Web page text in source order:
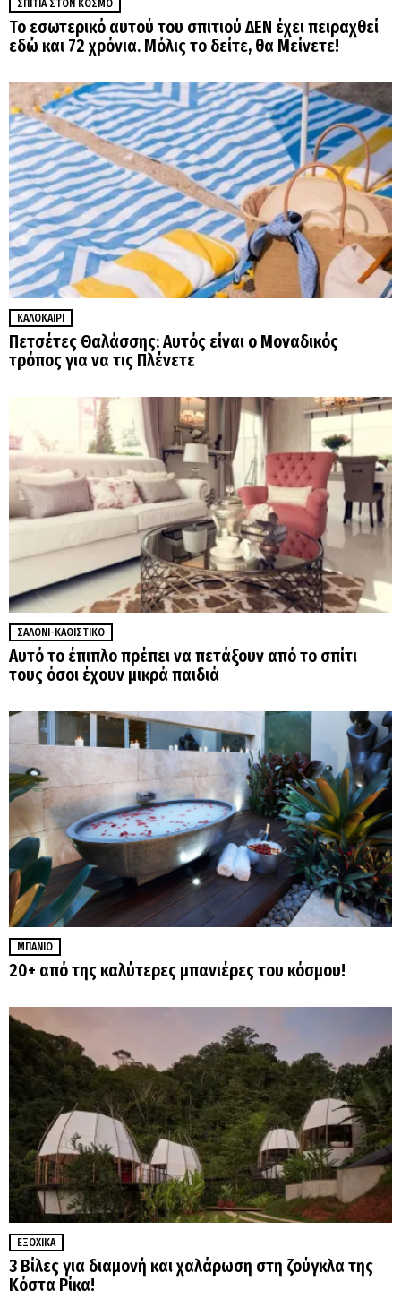
ΣΠΊΤΙΑ ΣΤΟΝ ΚΌΣΜΟ
Το εσωτερικό αυτού του σπιτιού ΔΕΝ έχει πειραχθεί
εδώ και 72 χρόνια. Μόλις το δείτε, θα Μείνετε!
ΚΑΛΟΚΑΊΡΙ
Πετσέτες Θαλάσσης: Αυτός είναι ο Μοναδικός
τρόπος για να τις Πλένετε
ΣΑΛΌΝΙ-ΚΑΘΙΣΤΙΚΌ
Αυτό το έπιπλο πρέπει να πετάξουν από το σπίτι
τους όσοι έχουν μικρά παιδιά
ΜΠΆΝΙΟ
20+ από της καλύτερες μπανιέρες του κόσμου!
ΕΞΟΧΙΚΆ
3 Βίλες για διαμονή και χαλάρωση στη ζούγκλα της
Κόστα Ρίκα!